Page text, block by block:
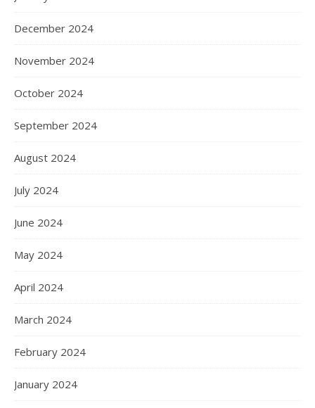
December 2024
November 2024
October 2024
September 2024
August 2024
July 2024
June 2024
May 2024
April 2024
March 2024
February 2024
January 2024